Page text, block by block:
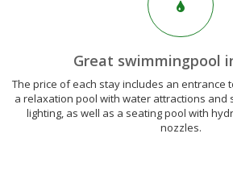
Great swimmingpool
The price of each stay includes an entrance
a relaxation pool with water attractions and
lighting, as well as a seating pool with
nozzles.